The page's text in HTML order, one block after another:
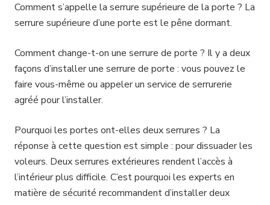
Comment s’appelle la serrure supérieure de la porte ? La
serrure supérieure d’une porte est le pêne dormant.
Comment change-t-on une serrure de porte ? Il y a deux
façons d’installer une serrure de porte : vous pouvez le
faire vous-même ou appeler un service de serrurerie
agréé pour l’installer.
Pourquoi les portes ont-elles deux serrures ? La
réponse à cette question est simple : pour dissuader les
voleurs. Deux serrures extérieures rendent l’accès à
l’intérieur plus difficile. C’est pourquoi les experts en
matière de sécurité recommandent d’installer deux